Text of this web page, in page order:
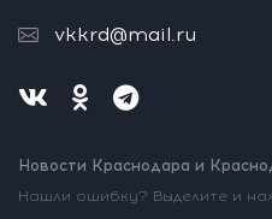
vkkrd@mail.ru
Новости Краснодара и
Нашли ошибку? Выделите и